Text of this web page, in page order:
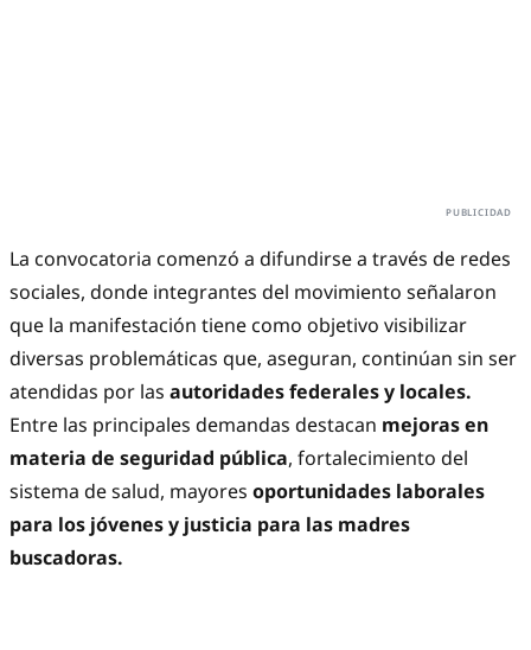
La convocatoria comenzó a difundirse a través de redes
sociales, donde integrantes del movimiento señalaron
que la manifestación tiene como objetivo visibilizar
diversas problemáticas que, aseguran, continúan sin ser
atendidas por las autoridades federales y locales.
Entre las principales demandas destacan mejoras en
materia de seguridad pública, fortalecimiento del
sistema de salud, mayores oportunidades laborales
para los jóvenes y justicia para las madres
buscadoras.